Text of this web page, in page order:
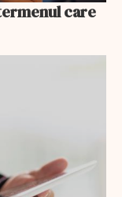
care